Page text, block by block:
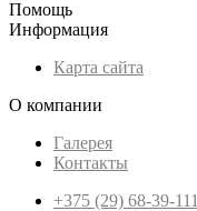
Помощь
Информация
Карта сайта
О компании
Галерея
Контакты
+375 (29) 68-39-111